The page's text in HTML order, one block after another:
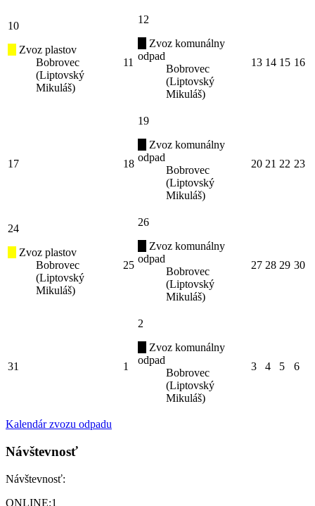
10
Zvoz plastov
Bobrovec
(Liptovský
Mikuláš)
11
12
Zvoz komunálny
odpad
Bobrovec
(Liptovský
Mikuláš)
13 14 15 16
17 18
19
Zvoz komunálny
odpad
Bobrovec
(Liptovský
Mikuláš)
20 21 22 23
24
Zvoz plastov
Bobrovec
(Liptovský
Mikuláš)
25
26
Zvoz komunálny
odpad
Bobrovec
(Liptovský
Mikuláš)
27 28 29 30
31 1
2
Zvoz komunálny
odpad
Bobrovec
(Liptovský
Mikuláš)
3 4 5 6
Kalendár zvozu odpadu
Návštevnosť
Návštevnosť:
ONLINE:1